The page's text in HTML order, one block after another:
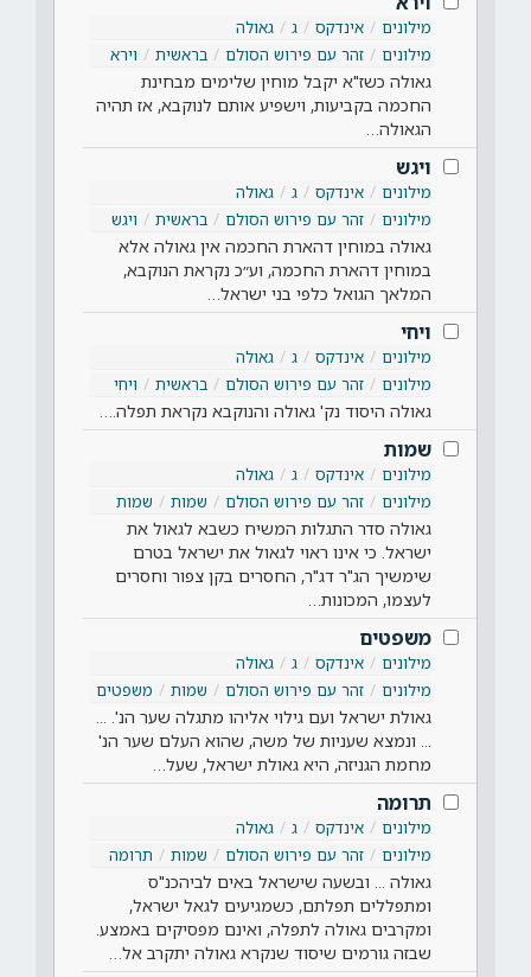
מילונים אינדקס ג
גאולה
מילונים
זהר עם פירוש הסולם בראשית וירא
גאולה כשז"א יקבל מוחין שלימים מבחינת
החכמה בקביעות, וישפיע אותם לנוקבא, אז תהיה
הגאולה…
ויגש
מילונים אינדקס ג
גאולה
מילונים
זהר עם פירוש הסולם בראשית ויגש
גאולה במוחין דהארת החכמה אין גאולה אלא
במוחין דהארת החכמה, וע״כ נקראת הנוקבא,
המלאך הגואל כלפי בני ישראל…
ויחי
מילונים אינדקס ג
גאולה
מילונים
זהר עם פירוש הסולם בראשית ויחי
גאולה היסוד נק' גאולה והנוקבא נקראת תפלה.…
שמות
מילונים אינדקס ג
גאולה
מילונים
זהר עם פירוש הסולם שמות שמות
גאולה סדר התגלות המשיח כשבא לגאול את
ישראל. כי אינו ראוי לגאול את ישראל בטרם
שימשיך הג"ר דג"ר, החסרים בקן צפור וחסרים
לעצמו, המכונות…
משפטים
מילונים אינדקס ג
גאולה
מילונים
זהר עם פירוש הסולם שמות משפטים
גאולת ישראל ועם גילוי אליהו מתגלה שער הנ'. ...
... ונמצא שעניות של משה, שהוא העלם שער הנ'
מחמת הגניזה, היא גאולת ישראל, שעל…
תרומה
מילונים אינדקס ג
גאולה
מילונים
זהר עם פירוש הסולם שמות תרומה
גאולה ... ובשעה שישראל באים לביהכנ"ס
ומתפללים תפלתם, כשמגיעים לגאל ישראל,
ומקרבים גאולה לתפלה, ואינם מפסיקים באמצע.
שבזה גורמים שיסוד שנקרא גאולה יתקרב אל…